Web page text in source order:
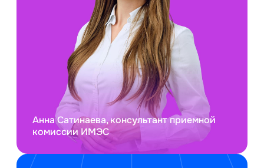
Анна Сатинаева, консультант приемной
комиссии ИМЭС